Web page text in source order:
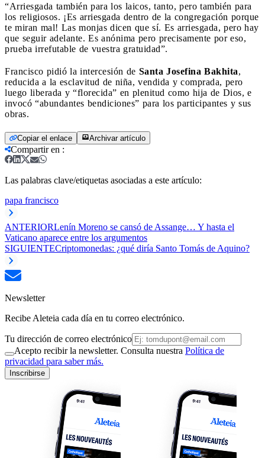
“Arriesgada también para los laicos, tanto, pero también para
los religiosos. ¡Es arriesgada dentro de la congregación porque
te miran mal! Las monjas dicen que sí. Es arriesgada, pero hay
que seguir adelante. Es anónima pero precisamente por eso,
prueba irrefutable de vuestra gratuidad”.
Francisco pidió la intercesión de Santa Josefina Bakhita,
reducida a la esclavitud de niña, vendida y comprada, pero
luego liberada y “florecida” en plenitud como hija de Dios, e
invocó “abundantes bendiciones” para los participantes y sus
obras.
Copiar el enlace Archivar artículo
Compartir en :
Las palabras clave/etiquetas asociadas a este artículo:
papa francisco
ANTERIORLenín Moreno se cansó de Assange… Y hasta el
Vaticano aparece entre los argumentos
SIGUIENTECriptomonedas: ¿qué diría Santo Tomás de Aquino?
Newsletter
Recibe Aleteia cada día en tu correo electrónico.
Tu dirección de correo electrónico
Acepto recibir la newsletter. Consulta nuestra Política de
privacidad para saber más.
Inscribirse